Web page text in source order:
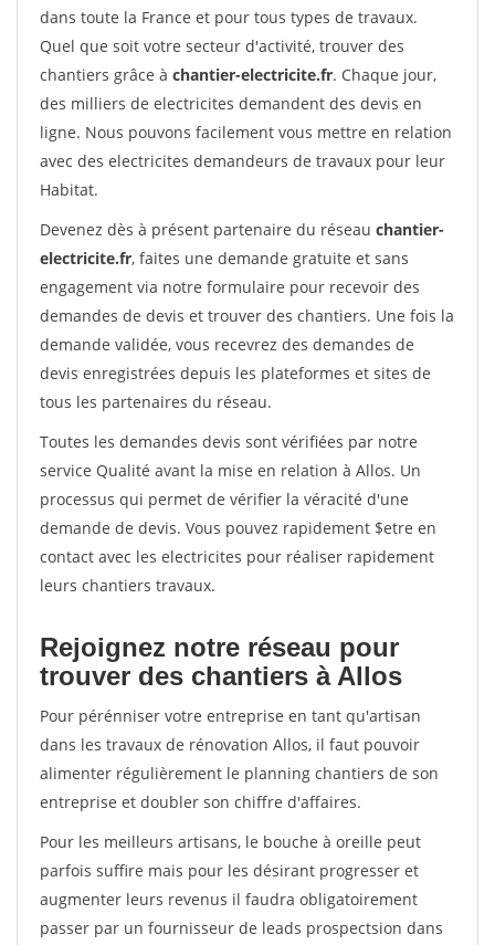
dans toute la France et pour tous types de travaux.
Quel que soit votre secteur d'activité, trouver des
chantiers grâce à chantier-electricite.fr. Chaque jour,
des milliers de electricites demandent des devis en
ligne. Nous pouvons facilement vous mettre en relation
avec des electricites demandeurs de travaux pour leur
Habitat.
Devenez dès à présent partenaire du réseau chantier-
electricite.fr, faites une demande gratuite et sans
engagement via notre formulaire pour recevoir des
demandes de devis et trouver des chantiers. Une fois la
demande validée, vous recevrez des demandes de
devis enregistrées depuis les plateformes et sites de
tous les partenaires du réseau.
Toutes les demandes devis sont vérifiées par notre
service Qualité avant la mise en relation à Allos. Un
processus qui permet de vérifier la véracité d'une
demande de devis. Vous pouvez rapidement $etre en
contact avec les electricites pour réaliser rapidement
leurs chantiers travaux.
Rejoignez notre réseau pour
trouver des chantiers à Allos
Pour pérénniser votre entreprise en tant qu'artisan
dans les travaux de rénovation Allos, il faut pouvoir
alimenter régulièrement le planning chantiers de son
entreprise et doubler son chiffre d'affaires.
Pour les meilleurs artisans, le bouche à oreille peut
parfois suffire mais pour les désirant progresser et
augmenter leurs revenus il faudra obligatoirement
passer par un fournisseur de leads prospectsion dans